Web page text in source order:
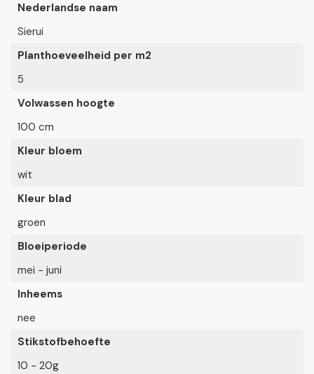
Nederlandse naam
Sierui
Planthoeveelheid per m2
5
Volwassen hoogte
100 cm
Kleur bloem
wit
Kleur blad
groen
Bloeiperiode
mei - juni
Inheems
nee
Stikstofbehoefte
10 - 20g